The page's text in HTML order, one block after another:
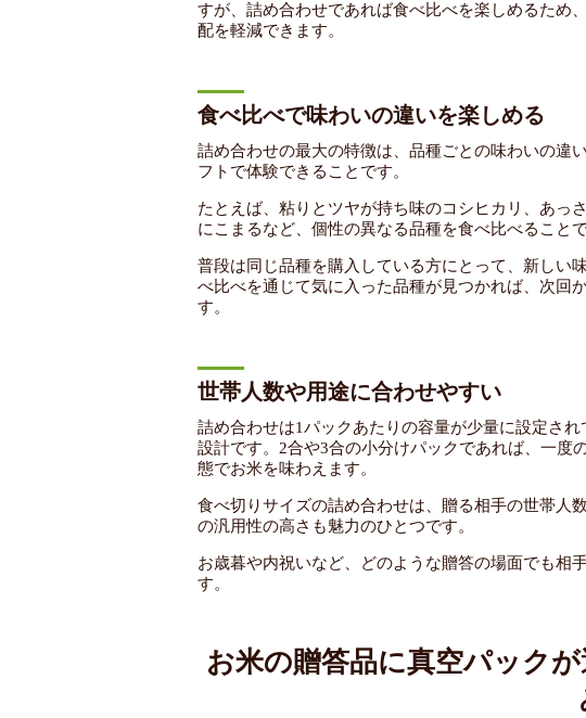
すが、詰め合わせであれば食べ比べを楽しめるため
配を軽減できます。
食べ比べで味わいの違いを楽しめる
詰め合わせの最大の特徴は、品種ごとの味わいの違
フトで体験できることです。
たとえば、粘りとツヤが持ち味のコシヒカリ、あっ
にこまるなど、個性の異なる品種を食べ比べること
普段は同じ品種を購入している方にとって、新しい
べ比べを通じて気に入った品種が見つかれば、次回
す。
世帯人数や用途に合わせやすい
詰め合わせは1パックあたりの容量が少量に設定さ
設計です。2合や3合の小分けパックであれば、一度
態でお米を味わえます。
食べ切りサイズの詰め合わせは、贈る相手の世帯人
の汎用性の高さも魅力のひとつです。
お歳暮や内祝いなど、どのような贈答の場面でも相
す。
お米の贈答品に真空パック